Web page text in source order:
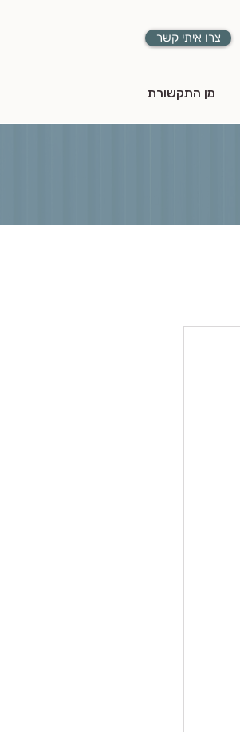
צרו איתי קשר
מן התקשורת